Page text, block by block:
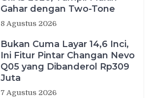
Gahar dengan Two-Tone
8 Agustus 2026
Bukan Cuma Layar 14,6 Inci,
Ini Fitur Pintar Changan Nevo
Q05 yang Dibanderol Rp309
Juta
7 Agustus 2026